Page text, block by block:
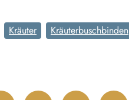
Kräuter Kräuterbuschbinden